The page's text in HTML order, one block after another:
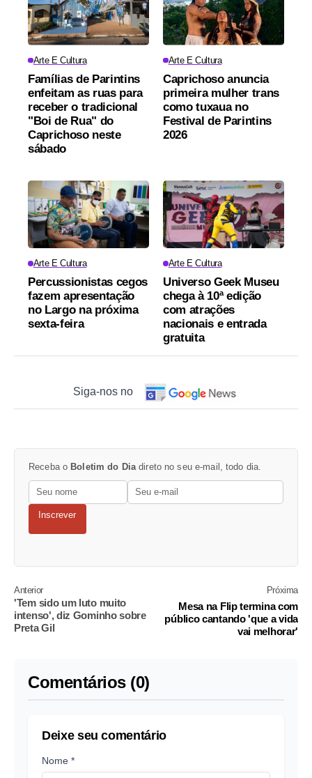
Arte E Cultura
Famílias de Parintins
enfeitam as ruas para
receber o tradicional
"Boi de Rua" do
Caprichoso neste
sábado
Arte E Cultura
Caprichoso anuncia
primeira mulher trans
como tuxaua no
Festival de Parintins
2026
Arte E Cultura
Percussionistas cegos
fazem apresentação
no Largo na próxima
sexta-feira
Arte E Cultura
Universo Geek Museu
chega à 10ª edição
com atrações
nacionais e entrada
gratuita
Siga-nos no
Receba o Boletim do Diadireto no seu e-mail, todo dia.
Inscrever
Anterior
'Tem sido um luto muito
intenso', diz Gominho sobre
Preta Gil
Próxima
Mesa na Flip termina com
público cantando 'que a vida
vai melhorar'
Comentários (0)
Deixe seu comentário
Nome *